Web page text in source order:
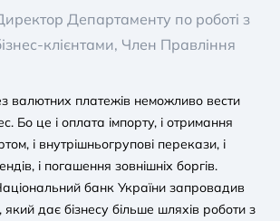
Департаменту по роботі з
клієнтами, Член Правління
валютних платежів неможливо вести
Бо це і оплата імпорту, і отримання
і внутрішньогрупові перекази, і
і погашення зовнішніх боргів.
банк України запровадив
дає бізнесу більше шляхів роботи з